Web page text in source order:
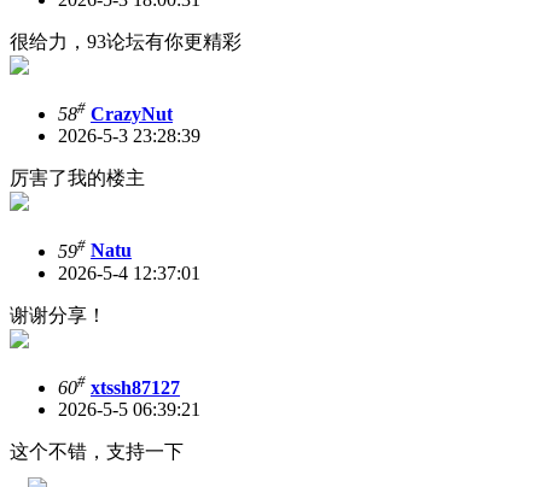
很给力，93论坛有你更精彩
58# CrazyNut
2026-5-3 23:28:39
厉害了我的楼主
59# Natu
2026-5-4 12:37:01
谢谢分享！
60# xtssh87127
2026-5-5 06:39:21
这个不错，支持一下